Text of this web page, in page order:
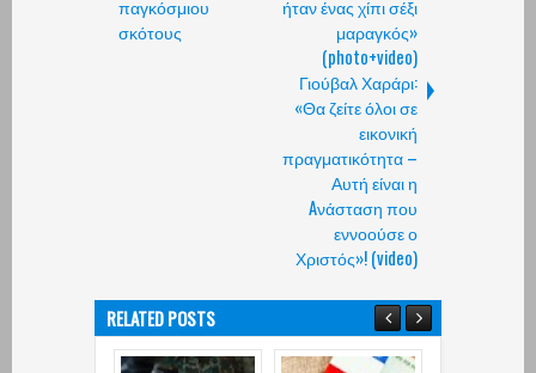
παγκόσμιου
σκότους
ήταν ένας χίπι σέξι
μαραγκός»
(photo+video)
Γιούβαλ Χαράρι:
«Θα ζείτε όλοι σε
εικονική
πραγματικότητα –
Αυτή είναι η
Aνάσταση που
εννοούσε ο
Χριστός»! (video)
RELATED POSTS